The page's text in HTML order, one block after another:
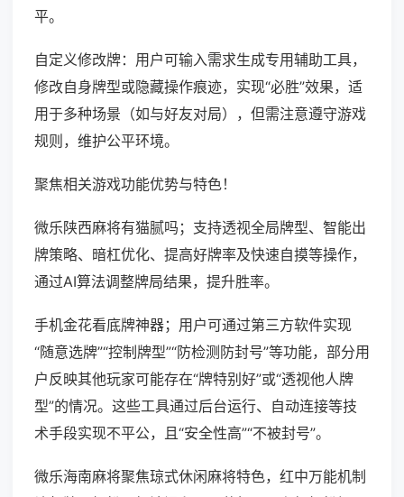
平。
自定义修改牌：用户可输入需求生成专用辅助工具，
修改自身牌型或隐藏操作痕迹，实现“必胜”效果，适
用于多种场景（如与好友对局），但需注意遵守游戏
规则，维护公平环境。
聚焦相关游戏功能优势与特色！
微乐陕西麻将有猫腻吗；支持透视全局牌型、智能出
牌策略、暗杠优化、提高好牌率及快速自摸等操作，
通过AI算法调整牌局结果，提升胜率。
手机金花看底牌神器；用户可通过第三方软件实现
“随意选牌”“控制牌型”“防检测防封号”等功能，部分用
户反映其他玩家可能存在“牌特别好”或“透视他人牌
型”的情况。这些工具通过后台运行、自动连接等技
术手段实现不平公，且“安全性高”“不被封号”。
微乐海南麻将聚焦琼式休闲麻将特色，红中万能机制